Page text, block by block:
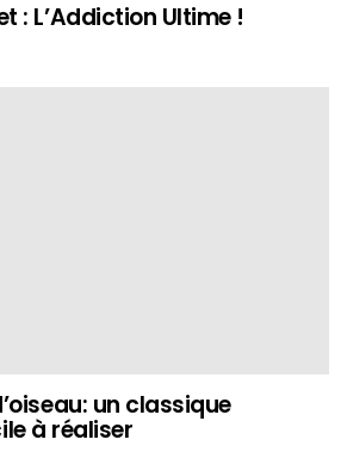
: L’Addiction Ultime !
un classique
à réaliser